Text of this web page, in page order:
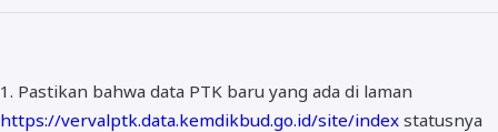
1. Pastikan bahwa data PTK baru yang ada di laman
https://vervalptk.data.kemdikbud.go.id/site/index statusnya